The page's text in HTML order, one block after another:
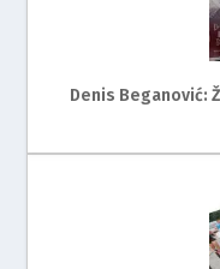
Denis Beganović: